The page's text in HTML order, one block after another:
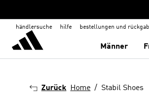
händlersuche hilfe bestellungen und
Männer
Zurück Home Stabil Shoes